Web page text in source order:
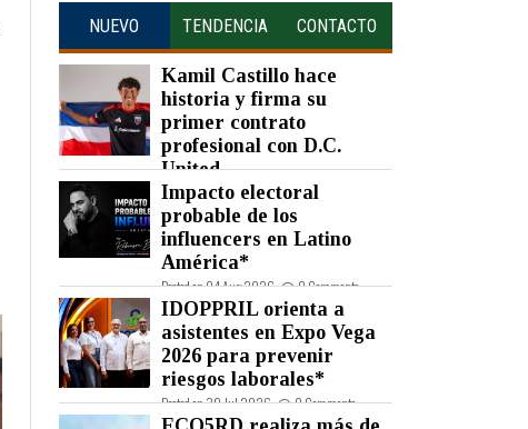
NUEVO TENDENCIA CONTACTO
Kamil Castillo hace
historia y firma su
primer contrato
profesional con D.C.
United
Posted on 05 Aug 2026 - 0 Comments
Impacto electoral
probable de los
influencers en Latino
América*
Posted on 04 Aug 2026 - 0 Comments
IDOPPRIL orienta a
asistentes en Expo Vega
2026 para prevenir
riesgos laborales*
Posted on 30 Jul 2026 - 0 Comments